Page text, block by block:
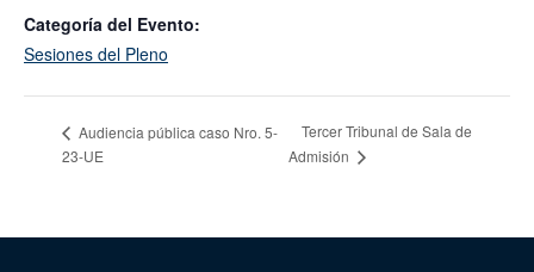
Categoría del Evento:
Sesiones del Pleno
Audiencia pública caso Nro. 5-
23-UE
Tercer Tribunal de Sala de
Admisión